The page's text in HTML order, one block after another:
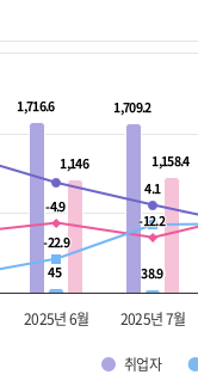
1,716.6
1,716.6 1,709.2
1,709.2
45
45 38.9
38.9
1,146
1,146 1,158.4
1,158.4
4.1
4.1
-4.9
-4.9
-12.2
-12.2
-22.9
-22.9
취업자
2025년 6월 2025년 7월